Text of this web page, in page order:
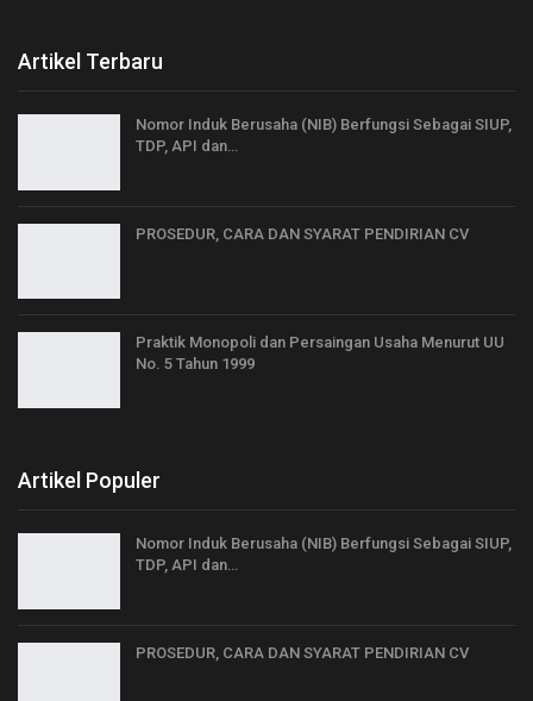
Artikel Terbaru
Nomor Induk Berusaha (NIB) Berfungsi Sebagai SIUP,
TDP, API dan…
PROSEDUR, CARA DAN SYARAT PENDIRIAN CV
Praktik Monopoli dan Persaingan Usaha Menurut UU
No. 5 Tahun 1999
Artikel Populer
Nomor Induk Berusaha (NIB) Berfungsi Sebagai SIUP,
TDP, API dan…
PROSEDUR, CARA DAN SYARAT PENDIRIAN CV